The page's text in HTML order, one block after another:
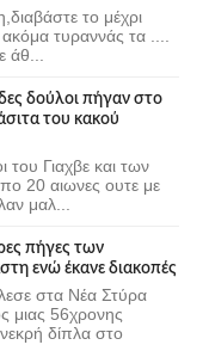
το μέχρι
τυραννάς τα ....
άθ...
δούλοι πήγαν στο
του κακού
του Γιαχβε και των
20 αιωνες ουτε με
μαλ...
πήγες των
ενώ έκανε διακοπές
στα Νέα Στύρα
μιας 56χρονης
δίπλα στο